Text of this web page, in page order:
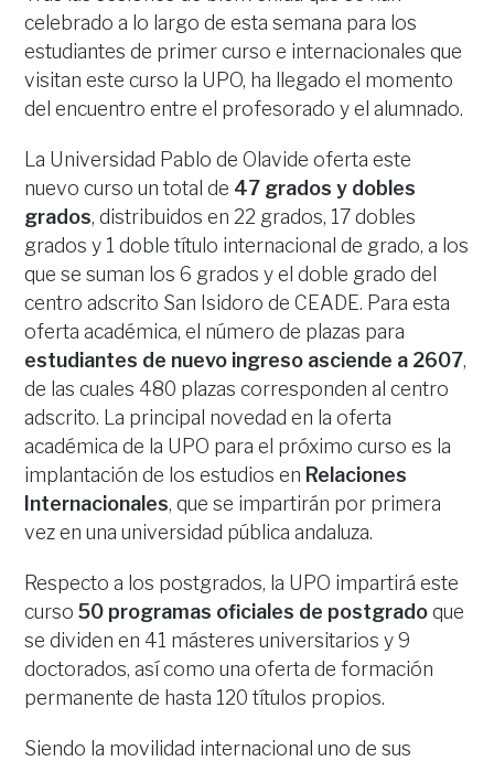
celebrado a lo largo de esta semana para los
estudiantes de primer curso e internacionales que
visitan este curso la UPO, ha llegado el momento
del encuentro entre el profesorado y el alumnado.
La Universidad Pablo de Olavide oferta este
nuevo curso un total de 47 grados y dobles
grados, distribuidos en 22 grados, 17 dobles
grados y 1 doble título internacional de grado, a los
que se suman los 6 grados y el doble grado del
centro adscrito San Isidoro de CEADE. Para esta
oferta académica, el número de plazas para
estudiantes de nuevo ingreso asciende a 2607,
de las cuales 480 plazas corresponden al centro
adscrito. La principal novedad en la oferta
académica de la UPO para el próximo curso es la
implantación de los estudios en Relaciones
Internacionales, que se impartirán por primera
vez en una universidad pública andaluza.
Respecto a los postgrados, la UPO impartirá este
curso50 programas oficiales de postgradoque
se dividen en 41 másteres universitarios y 9
doctorados, así como una oferta de formación
permanente de hasta 120 títulos propios.
Siendo la movilidad internacional uno de sus